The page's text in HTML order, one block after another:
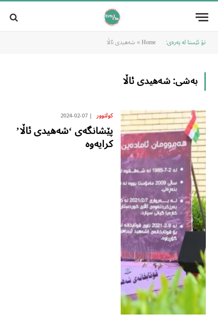
تۆ ئێستا لە پەرەی: Home
» شەهیدی ئاڵا
بەشی:شەهیدی ئاڵا
کولتوور 2024-02-07
پێشانگەی ‘شەهیدی ئاڵا’
کرایەوە